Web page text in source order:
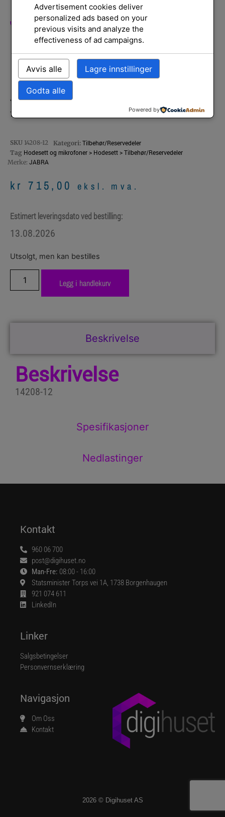
JABRA EVOLVE 30 II
LINK MS Controller
JABRA EVOLVE Link MS – Fjernkontroll – kabel –
for Evolve 30 II MS Mono, 30 II MS stereo
SKU 14208-12 Kategori: Tilbehør/Reservedeler
Tag Hodesett og mikrofoner > Hodesett > Tilbehør/Reservedeler
Merke: JABRA
kr 715,00 eksl. mva.
Estimert leveringsdato ved bestilling:
13.08.2026
Utsolgt, men kan bestilles
Legg i handlekurv
Beskrivelse
Spesifikasjoner
Nedlastinger
Beskrivelse
14208-12
Navigasjon
Om Oss
Kontakt
Linker
Salgsbetingelser
Personvernserklæring
Kontakt
960 06 700
post@digihuset.no
Man-Fre: 08:00 - 16:00
Statsminister Torps vei 1A, 1738 Borgenhaugen
921 074 611
LinkedIn
2026 © Digihuset AS
Advertisement cookies deliver
personalized ads based on your
previous visits and analyze the
effectiveness of ad campaigns.
Avvis alle Lagre innstillinger
Godta alle
Powered by